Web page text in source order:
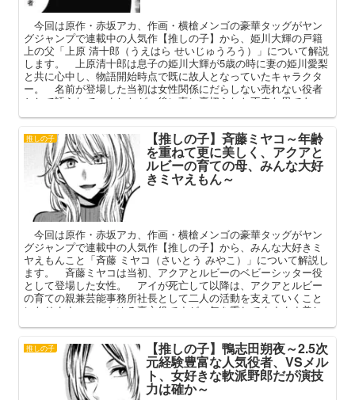
今回は原作・赤坂アカ、作画・横槍メンゴの豪華タッグがヤン
グジャンプで連載中の人気作【推しの子】から、姫川大輝の戸籍
上の父「上原 清十郎（うえはら せいじゅうろう）」について解説
します。 上原清十郎は息子の姫川大輝が5歳の時に妻の姫川愛梨
と共に心中し、物語開始時点で既に故人となっていたキャラクタ
ー。 名前が登場した当初は女性関係にだらしない売れない役者
として語られていましたが、後に妻に裏切られた不幸な男であっ
たことが判明します。 本記事では上原清十郎のプロフィールや
推しの子 【推しの子】斉藤ミヤコ～年齢
を重ねて更に美しく、アクアと
ルビーの育ての母、みんな大好
きミヤえもん～
今回は原作・赤坂アカ、作画・横槍メンゴの豪華タッグがヤン
グジャンプで連載中の人気作【推しの子】から、みんな大好きミ
ヤえもんこと「斉藤 ミヤコ（さいとう みやこ）」について解説し
ます。 斉藤ミヤコは当初、アクアとルビーのベビーシッター役
として登場した女性。 アイが死亡して以降は、アクアとルビー
の育ての親兼芸能事務所社長として二人の活動を支えていくこと
になります。 いわゆる裏方役ですが、年を重ねてますます美し
推しの子 【推しの子】鴨志田朔夜～2.5次
元経験豊富な人気役者、VSメル
ト、女好きな軟派野郎だが演技
力は確か～